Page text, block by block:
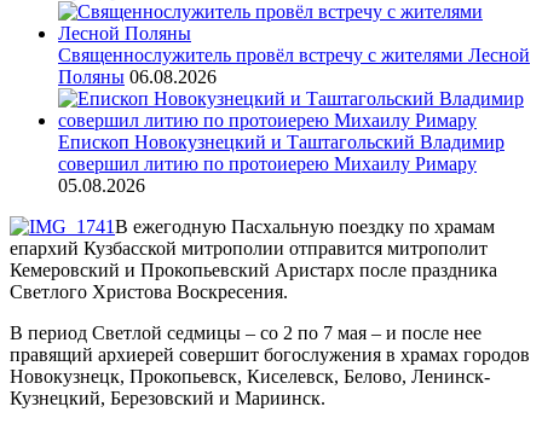
Священнослужитель провёл встречу с жителями Лесной
Поляны 06.08.2026
Епископ Новокузнецкий и Таштагольский Владимир
совершил литию по протоиерею Михаилу Римару
05.08.2026
В ежегодную Пасхальную поездку по храмам
епархий Кузбасской митрополии отправится митрополит
Кемеровский и Прокопьевский Аристарх после праздника
Светлого Христова Воскресения.
В период Светлой седмицы – со 2 по 7 мая – и после нее
правящий архиерей совершит богослужения в храмах городов
Новокузнецк, Прокопьевск, Киселевск, Белово, Ленинск-
Кузнецкий, Березовский и Мариинск.